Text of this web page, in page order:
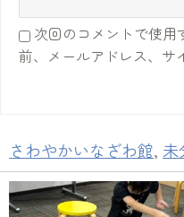
次回のコメントで使用
前、メールアドレス、サ
さわやかいなざわ館, 未